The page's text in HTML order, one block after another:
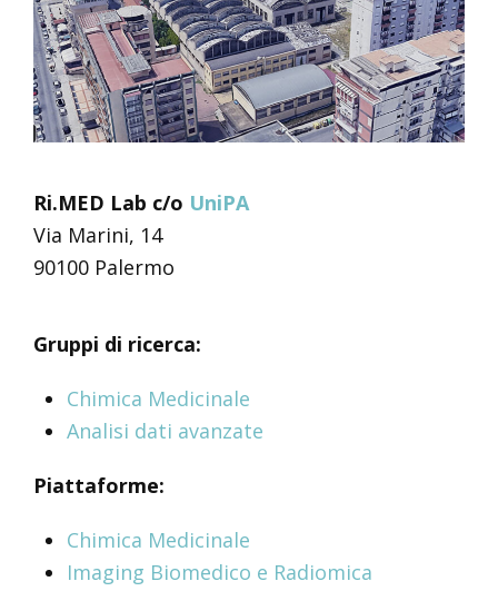
Ri.MED Lab c/o UniPA
Via Marini, 14
90100 Palermo
Gruppi di ricerca:
Chimica Medicinale
Analisi dati avanzate
Piattaforme:
Chimica Medicinale
Imaging Biomedico e Radiomica